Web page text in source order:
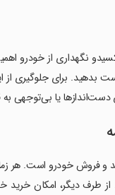
نگهداری از
بدهید. برای جلوگیری
یا بی‌توجهی
و فروش خودرو است. هر
طرف دیگر، امکان خرید